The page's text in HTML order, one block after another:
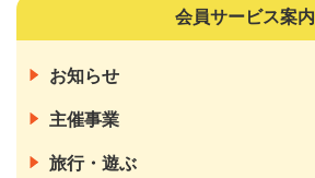
会員サービス案内
お知らせ
主催事業
旅行・遊ぶ